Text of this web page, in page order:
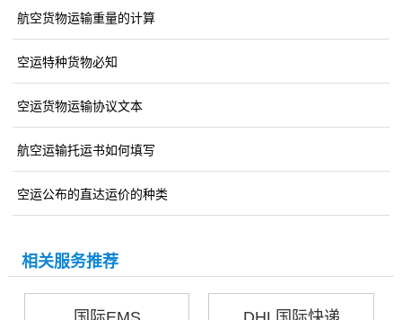
航空货物运输重量的计算
空运特种货物必知
空运货物运输协议文本
航空运输托运书如何填写
空运公布的直达运价的种类
相关服务推荐